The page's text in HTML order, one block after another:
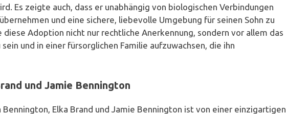
Es zeigte auch, dass er unabhängig von biologischen Verbindungen
und eine sichere, liebevolle Umgebung für seinen Sohn zu
Adoption nicht nur rechtliche Anerkennung, sondern vor allem das
und in einer fürsorglichen Familie aufzuwachsen, die ihn
und Jamie Bennington
Bennington, Elka Brand und Jamie Bennington ist von einer einzigartigen